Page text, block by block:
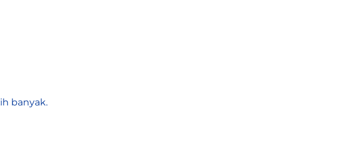
banyak.